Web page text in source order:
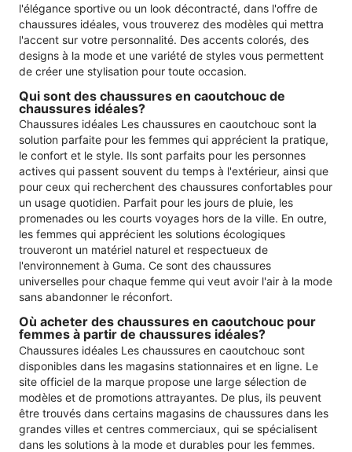
l'élégance sportive ou un look décontracté, dans l'offre de
chaussures idéales, vous trouverez des modèles qui mettra
l'accent sur votre personnalité. Des accents colorés, des
designs à la mode et une variété de styles vous permettent
de créer une stylisation pour toute occasion.
Qui sont des chaussures en caoutchouc de
chaussures idéales?
Chaussures idéales Les chaussures en caoutchouc sont la
solution parfaite pour les femmes qui apprécient la pratique,
le confort et le style. Ils sont parfaits pour les personnes
actives qui passent souvent du temps à l'extérieur, ainsi que
pour ceux qui recherchent des chaussures confortables pour
un usage quotidien. Parfait pour les jours de pluie, les
promenades ou les courts voyages hors de la ville. En outre,
les femmes qui apprécient les solutions écologiques
trouveront un matériel naturel et respectueux de
l'environnement à Guma. Ce sont des chaussures
universelles pour chaque femme qui veut avoir l'air à la mode
sans abandonner le réconfort.
Où acheter des chaussures en caoutchouc pour
femmes à partir de chaussures idéales?
Chaussures idéales Les chaussures en caoutchouc sont
disponibles dans les magasins stationnaires et en ligne. Le
site officiel de la marque propose une large sélection de
modèles et de promotions attrayantes. De plus, ils peuvent
être trouvés dans certains magasins de chaussures dans les
grandes villes et centres commerciaux, qui se spécialisent
dans les solutions à la mode et durables pour les femmes.